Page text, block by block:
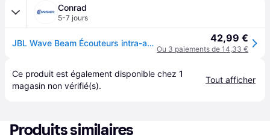
Conrad
5-7 jours
JBL Wave Beam Écouteurs intra-auriculaires sans fil, Bluetooth Stereo noir Suppression du bruit du microphone boîtier de charge, affichage de la charge de la 42,99 €
Ou 3 paiements de 14,33 €
Ce produit est également disponible chez 1
magasin non vérifié(s).
Tout afficher
Produits similaires